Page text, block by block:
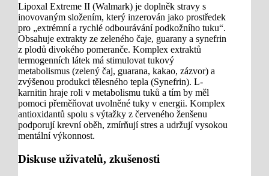
Lipoxal Extreme II (Walmark) je doplněk stravy s
inovovaným složením, který inzerován jako prostředek
pro „extrémní a rychlé odbourávání podkožního tuku“.
Obsahuje extrakty ze zeleného čaje, guarany a synefrin
z plodů divokého pomeranče. Komplex extraktů
termogenních látek má stimulovat tukový
metabolismus (zelený čaj, guarana, kakao, zázvor) a
zvýšenou produkci tělesného tepla (Synefrin). L-
karnitin hraje roli v metabolismu tuků a tím by měl
pomoci přeměňovat uvolněné tuky v energii. Komplex
antioxidantů spolu s výtažky z červeného ženšenu
podporují krevní oběh, zmírňují stres a udržují vysokou
mentální výkonnost.
Diskuse uživatelů, zkušenosti